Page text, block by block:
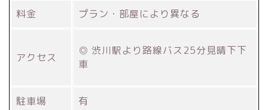
料金 プラン・部屋により異なる
アクセス
◎ 渋川駅より路線バス25分見晴下下
車
駐車場 有